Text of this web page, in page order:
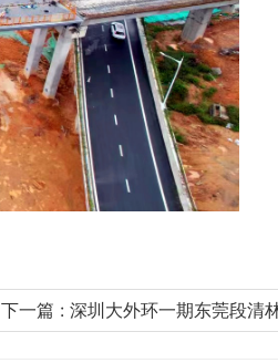
下一篇 : 深圳大外环一期东莞段清